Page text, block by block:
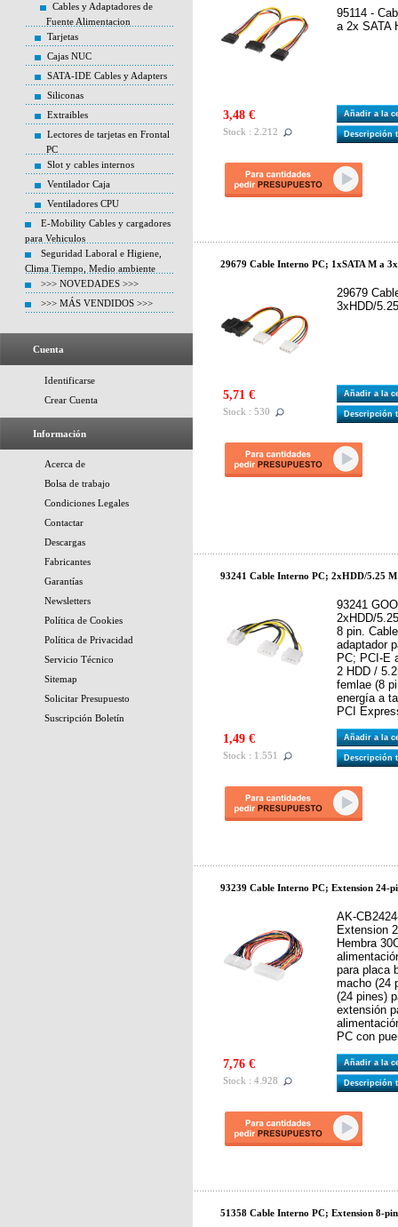
Cables y Adaptadores de
Fuente Alimentacion
Tarjetas
Cajas NUC
SATA-IDE Cables y Adapters
Siliconas
Extraibles
Lectores de tarjetas en Frontal
PC
Slot y cables internos
Ventilador Caja
Ventiladores CPU
E-Mobility Cables y cargadores
para Vehiculos
Seguridad Laboral e Higiene,
Clima Tiempo, Medio ambiente
>>> NOVEDADES >>>
>>> MÁS VENDIDOS >>>
Cuenta
Identificarse
Crear Cuenta
Información
Acerca de
Bolsa de trabajo
Condiciones Legales
Contactar
Descargas
Fabricantes
Garantías
Newsletters
Política de Cookies
Política de Privacidad
Servicio Técnico
Sitemap
Solicitar Presupuesto
Suscripción Boletín
95114 -
a 2x SATA
3,48 €
Stock : 2.212
Añadir a la
Descripción
29679 Cable Interno PC; 1xSATA M a
29679
3xHDD/
5,71 €
Stock : 530
Añadir a la
Descripción
93241 Cable Interno PC; 2xHDD/5.25
93241
2xHDD/
8 pin.
adaptador
PC; PCI-E
2 HDD /
femlae (8
energía a
PCI
1,49 €
Stock : 1.551
Añadir a la
Descripción
93239 Cable Interno PC; Extension 24-
AK-
Extension
Hembra
para placa
macho (24
(24 pines)
extensión
PC con
7,76 €
Stock : 4.928
Añadir a la
Descripción
51358 Cable Interno PC; Extension 8-